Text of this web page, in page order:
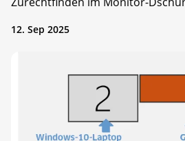
12. Sep 2025